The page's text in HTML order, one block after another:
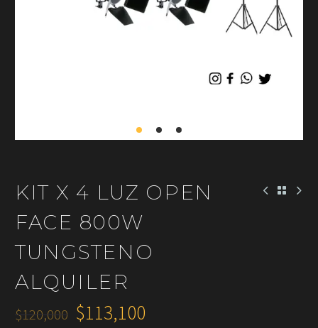
KIT X 4 LUZ OPEN
FACE 800W
TUNGSTENO
ALQUILER
$120,000 $113,100